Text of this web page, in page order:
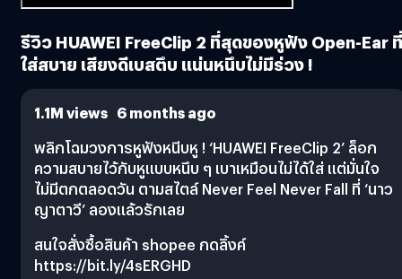
Buy Now
รีวิว HUAWEI FreeClip 2 ที่สุดของหูฟัง Open-Ear ที่
ใส่สบาย เสียงดีเบสตึบ แน่นหนึบไม่มีร่วง !
1.1M views 6 months ago
พลิกโฉมวงการหูฟังหนีบหู ! ‘HUAWEI FreeClip 2’ ล็อก
ความสบายไว้กับหูแบบหนึบ ๆ เบาเหมือนไม่ได้ใส่ แต่มั่นใจ
ไม่มีตกตลอดวัน ตามสไตล์ Never Feel Never Fall ที่ ‘นาว
ญาตาวี’ ลองแล้วรักเลย
สนใจสั่งซื้อสินค้า shopee กดลิ้งค์
https://bit.ly/4sERGHD